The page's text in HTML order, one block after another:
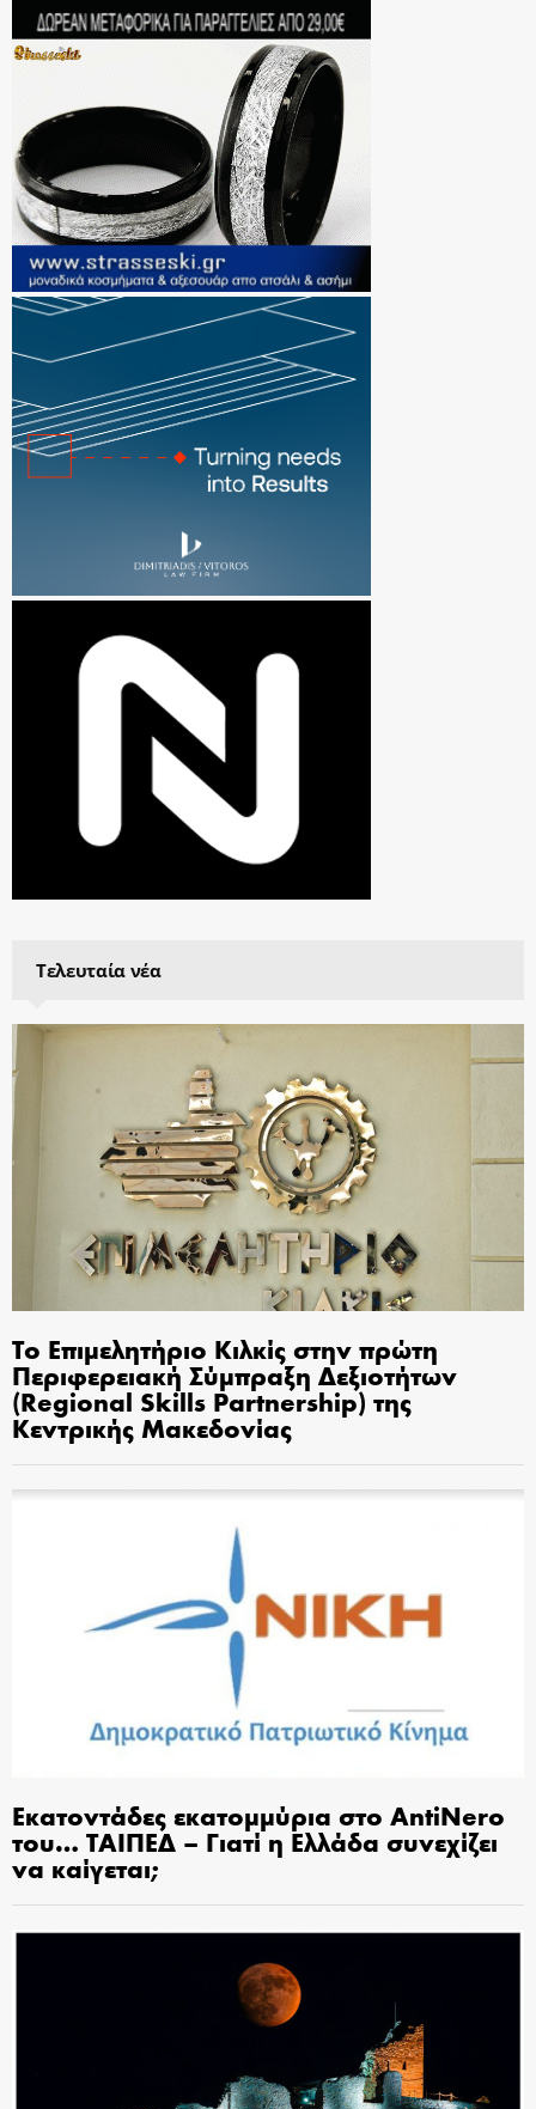
Τελευταία νέα
Το Επιμελητήριο Κιλκίς στην πρώτη
Περιφερειακή Σύμπραξη Δεξιοτήτων
(Regional Skills Partnership) της
Κεντρικής Μακεδονίας
Εκατοντάδες εκατομμύρια στο AntiNero
του… ΤΑΙΠΕΔ – Γιατί η Ελλάδα συνεχίζει
να καίγεται;